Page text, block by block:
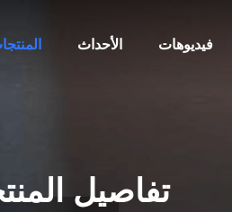
الأحداث فيديوهات
تفاصيل